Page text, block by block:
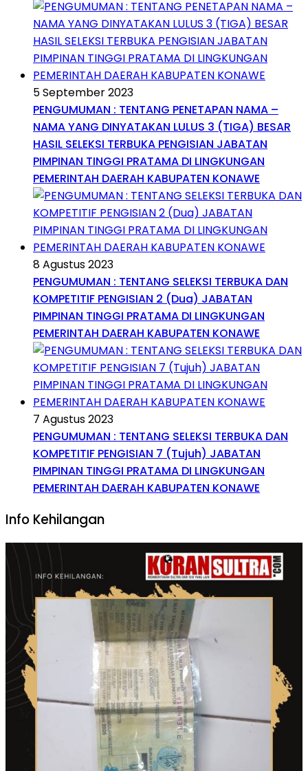
5 September 2023
PENGUMUMAN : TENTANG PENETAPAN NAMA –
NAMA YANG DINYATAKAN LULUS 3 (TIGA) BESAR
HASIL SELEKSI TERBUKA PENGISIAN JABATAN
PIMPINAN TINGGI PRATAMA DI LINGKUNGAN
PEMERINTAH DAERAH KABUPATEN KONAWE
8 Agustus 2023
PENGUMUMAN : TENTANG SELEKSI TERBUKA DAN
KOMPETITIF PENGISIAN 2 (Dua) JABATAN
PIMPINAN TINGGI PRATAMA DI LINGKUNGAN
PEMERINTAH DAERAH KABUPATEN KONAWE
7 Agustus 2023
PENGUMUMAN : TENTANG SELEKSI TERBUKA DAN
KOMPETITIF PENGISIAN 7 (Tujuh) JABATAN
PIMPINAN TINGGI PRATAMA DI LINGKUNGAN
PEMERINTAH DAERAH KABUPATEN KONAWE
Info Kehilangan